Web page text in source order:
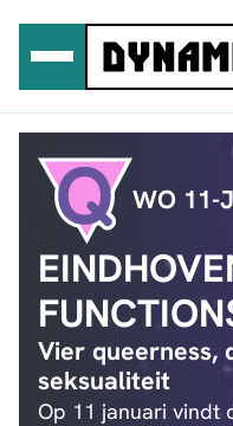
inhoud
WO 11-
Vier queerness,
seksualiteit
Op 11 januari vindt